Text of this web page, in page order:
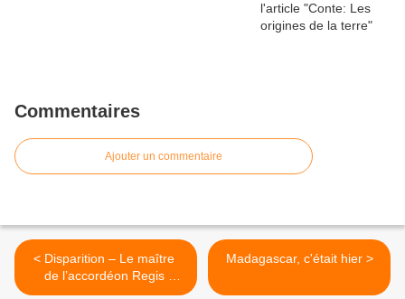
Commentaires
Ajouter un commentaire
< Disparition – Le maître
de l’accordéon Regis
Gizavo s’est éteint
Madagascar, c'était hier >